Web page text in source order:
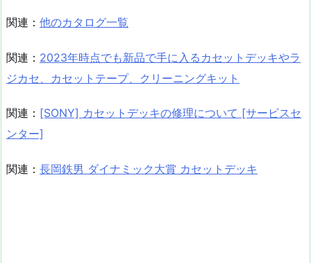
関連： 他のカタログ一覧
関連： 2023年時点でも新品で手に入るカセットデッキやラ
ジカセ、カセットテープ、クリーニングキット
関連： [SONY] カセットデッキの修理について [サービスセ
ンター]
関連： 長岡鉄男 ダイナミック大賞 カセットデッキ